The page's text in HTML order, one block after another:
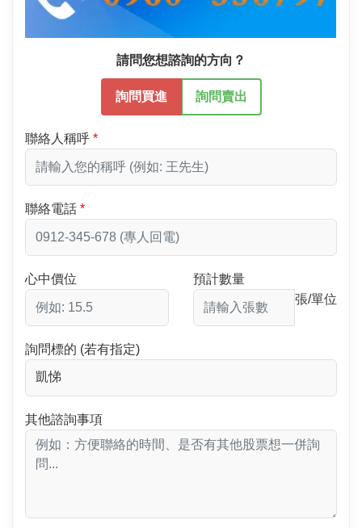
請問您想諮詢的方向？
詢問買進 詢問賣出
聯絡人稱呼
聯絡電話
心中價位
預計數量
張/單位
詢問標的 (若有指定)
其他諮詢事項